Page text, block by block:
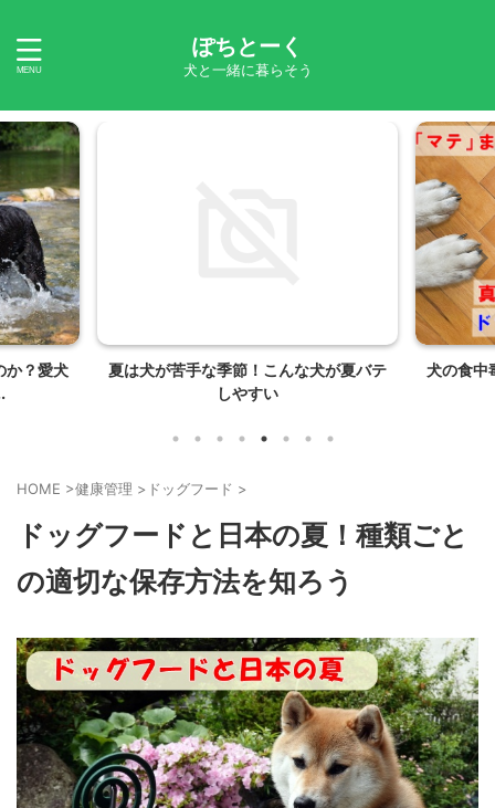
ぽちとーく
犬と一緒に暮らそう
か？愛犬
夏は犬が苦手な季節！こんな犬が夏バテ
しやすい
犬の食中
HOME >健康管理 > ドッグフード >
ドッグフードと日本の夏！種類ごと
の適切な保存方法を知ろう